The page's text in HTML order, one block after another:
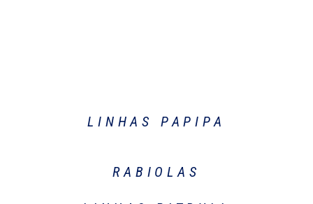
LINHAS PAPIPA
RABIOLAS